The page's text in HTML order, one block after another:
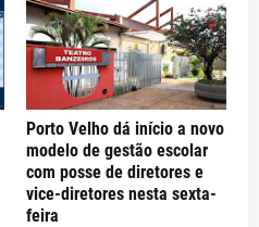
Porto Velho dá início a novo
modelo de gestão escolar
com posse de diretores e
vice-diretores nesta sexta-
feira